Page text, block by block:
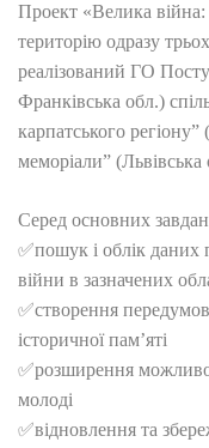
Проект «Велика
територію одразу
реалізований ГО
Франківська обл.)
карпатського
меморіали” (Львівська
Серед основних
✅пошук і облік даних
війни в зазначених
✅створення
історичної пам’яті
✅розширення
молоді
✅відновлення та